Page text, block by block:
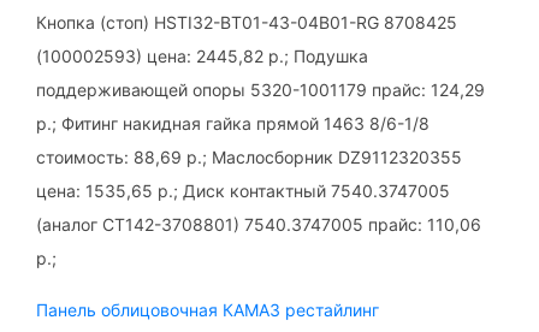
Кнопка (стоп) HSTI32-BT01-43-04B01-RG 8708425
(100002593) цена: 2445,82 р.; Подушка
поддерживающей опоры 5320-1001179 прайс: 124,29
р.; Фитинг накидная гайка прямой 1463 8/6-1/8
стоимость: 88,69 р.; Маслосборник DZ9112320355
цена: 1535,65 р.; Диск контактный 7540.3747005
(аналог СТ142-3708801) 7540.3747005 прайс: 110,06
р.;
Панель облицовочная КАМАЗ рестайлинг